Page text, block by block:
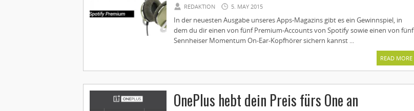
REDAKTION 5. MAY 2015
In der neuesten Ausgabe unseres Apps-Magazins gibt es ein Gewinnspiel, in
dem du dir einen von fünf Premium-Accounts von Spotify sowie einen von fünf
Sennheiser Momentum On-Ear-Kopfhörer sichern kannst ...
READ MORE
OnePlus hebt dein Preis fürs One an